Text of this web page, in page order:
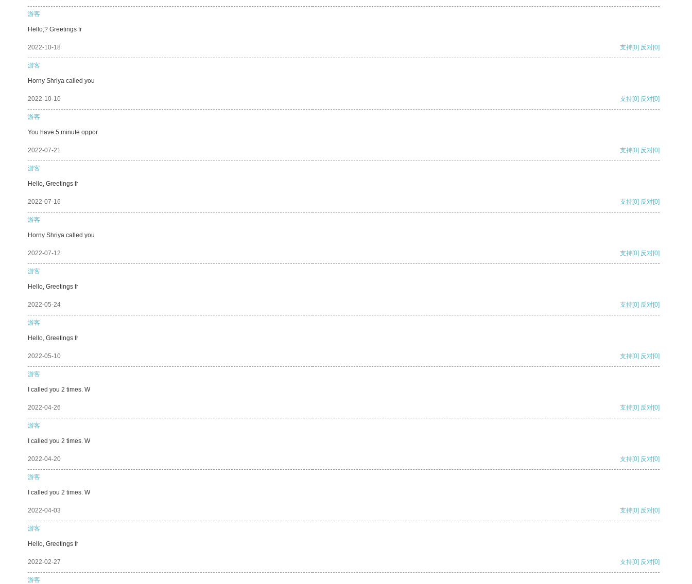
游客
Hello,? Greetings fr
2022-10-18 支持[0] 反对[0]
游客
Horny Shriya called you
2022-10-10 支持[0] 反对[0]
游客
You have 5 minute oppor
2022-07-21 支持[0] 反对[0]
游客
Hello, Greetings fr
2022-07-16 支持[0] 反对[0]
游客
Horny Shriya called you
2022-07-12 支持[0] 反对[0]
游客
Hello, Greetings fr
2022-05-24 支持[0] 反对[0]
游客
Hello, Greetings fr
2022-05-10 支持[0] 反对[0]
游客
I called you 2 times. W
2022-04-26 支持[0] 反对[0]
游客
I called you 2 times. W
2022-04-20 支持[0] 反对[0]
游客
I called you 2 times. W
2022-04-03 支持[0] 反对[0]
游客
Hello, Greetings fr
2022-02-27 支持[0] 反对[0]
游客